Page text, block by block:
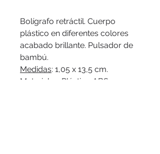
Bolígrafo retráctil. Cuerpo
plástico en diferentes colores
acabado brillante. Pulsador de
bambú.
Medidas: 1,05 x 13,5 cm.
Materiales
: Plástico ABS